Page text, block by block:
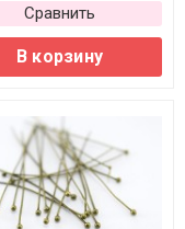
Сравнить
В корзину